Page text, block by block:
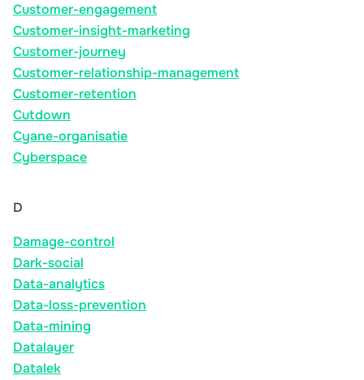
Customer-engagement
Customer-insight-marketing
Customer-journey
Customer-relationship-management
Customer-retention
Cutdown
Cyane-organisatie
Cyberspace
D
Damage-control
Dark-social
Data-analytics
Data-loss-prevention
Data-mining
Datalayer
Datalek